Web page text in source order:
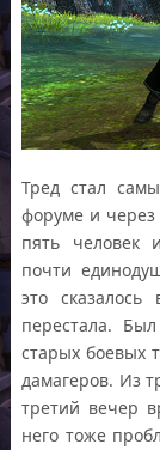
Тред стал
форуме и через
пять человек
почти
это
перестала.
старых боевых
дамагеров. Из
третий вечер
него тоже